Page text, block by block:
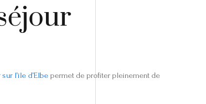
l’île d’Elbe permet de profiter pleinement de